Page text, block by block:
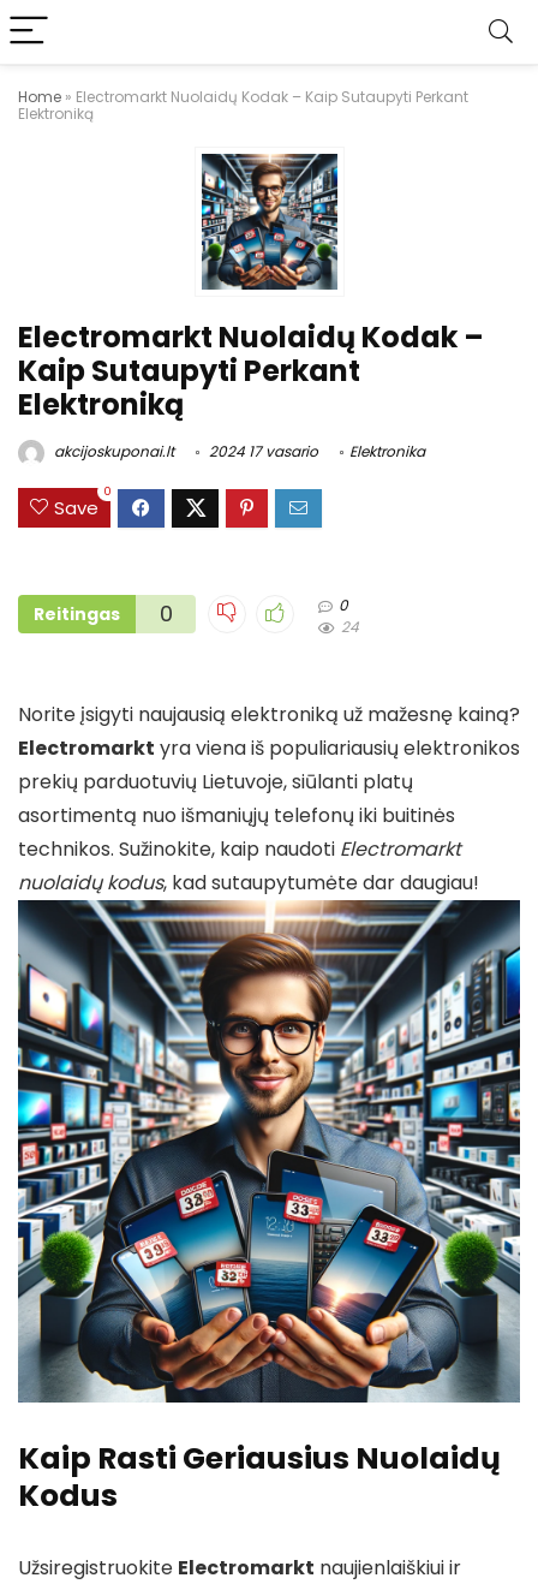
Home » Electromarkt Nuolaidų Kodak – Kaip Sutaupyti Perkant
Elektroniką
Electromarkt Nuolaidų Kodak –
Kaip Sutaupyti Perkant
Elektroniką
akcijoskuponai.lt 2024 17 vasario Elektronika
Save
0
Reitingas 0
0
24
Norite įsigyti naujausią elektroniką už mažesnę kainą?
Electromarkt yra viena iš populiariausių elektronikos
prekių parduotuvių Lietuvoje, siūlanti platų
asortimentą nuo išmaniųjų telefonų iki buitinės
technikos. Sužinokite, kaip naudoti Electromarkt
nuolaidų kodus, kad sutaupytumėte dar daugiau!
Kaip Rasti Geriausius Nuolaidų
Kodus
Užsiregistruokite Electromarkt naujienlaiškiui ir